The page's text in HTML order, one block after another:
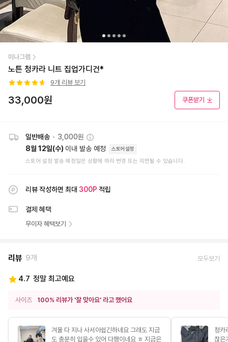
미나그램
노튼 청카라 니트 집업가디건*
9개 리뷰 보기
33,000원 쿠폰받기
일반배송 • 3,000원
8월 12일(수) 이내 발송 예정 스토어설정
스토어 설정 발송 예정일은 상황에 따라 변경 또는 지연될 수 있습니다.
리뷰 작성하면 최대 300P 적립
결제 혜택
무이자 혜택보기
리뷰 9개 모두보기
4.7 정말 최고예요
사이즈 100% 리뷰가 '잘 맞아요' 라고 했어요
겨울 다 지나 사서아쉽긴하네요 그래도 지금
도 충분히 입을수 있어 다행이네요 ㅎ 지금은
청카
찮은